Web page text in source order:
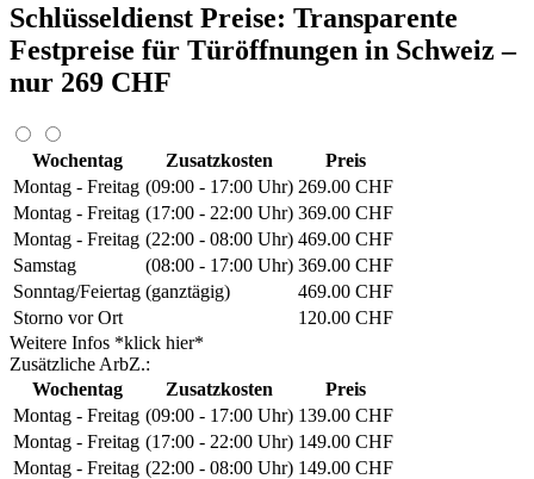
Schlüsseldienst Preise: Transparente
Festpreise für Türöffnungen in Schweiz –
nur 269 CHF
Wochentag Zusatzkosten
Preis
Montag - Freitag (09:00 - 17:00 Uhr) 269.00 CHF
Montag - Freitag (17:00 - 22:00 Uhr) 369.00 CHF
Montag - Freitag (22:00 - 08:00 Uhr) 469.00 CHF
Samstag
(08:00 - 17:00 Uhr) 369.00 CHF
Sonntag/Feiertag (ganztägig)
469.00 CHF
Storno vor Ort
120.00 CHF
Weitere Infos *klick hier*
Zusätzliche ArbZ.:
Wochentag
Zusatzkosten
Preis
Montag - Freitag (09:00 - 17:00 Uhr) 139.00 CHF
Montag - Freitag (17:00 - 22:00 Uhr) 149.00 CHF
Montag - Freitag (22:00 - 08:00 Uhr) 149.00 CHF